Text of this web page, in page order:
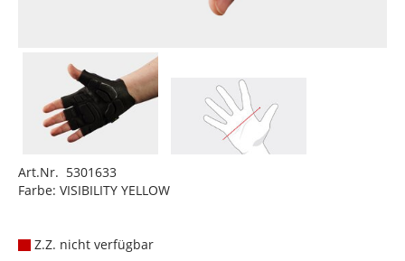
Art.Nr. 5301633
Farbe: VISIBILITY YELLOW
Z.Z. nicht verfügbar